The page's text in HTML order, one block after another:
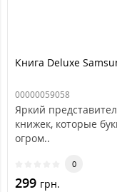
Книга Deluxe
00000059058
Яркий
книжек, которые
огром..
0
299 грн.